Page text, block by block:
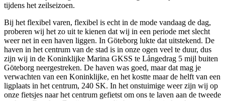
tijdens het zeilseizoen.
Bij het flexibel varen, flexibel is echt in de mode vandaag de dag,
proberen wij het zo uit te kienen dat wij in een periode met slecht
weer net in een haven liggen. In Göteborg lukte dat uitstekend. De
haven in het centrum van de stad is in onze ogen veel te duur, dus
zijn wij in de Koninklijke Marina GKSS te Långedrag 5 mijl buiten
Göteborg neergestreken. De haven was goed, maar dat mag je
verwachten van een Koninklijke, en het kostte maar de helft van een
ligplaats in het centrum, 240 SK. In het onstuimige weer zijn wij op
onze fietsjes naar het centrum gefietst om ons te laven aan de tweede